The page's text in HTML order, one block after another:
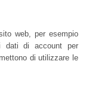
web, per esempio
dati di account per
di utilizzare le